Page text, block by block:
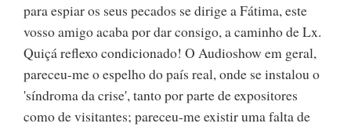
para espiar os seus pecados se dirige a Fátima, este
vosso amigo acaba por dar consigo, a caminho de Lx.
Quiçá reflexo condicionado! O Audioshow em geral,
pareceu-me o espelho do país real, onde se instalou o
'síndroma da crise', tanto por parte de expositores
como de visitantes; pareceu-me existir uma falta de